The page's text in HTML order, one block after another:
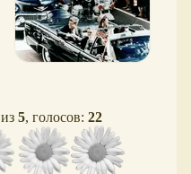
из 5, голосов: 22